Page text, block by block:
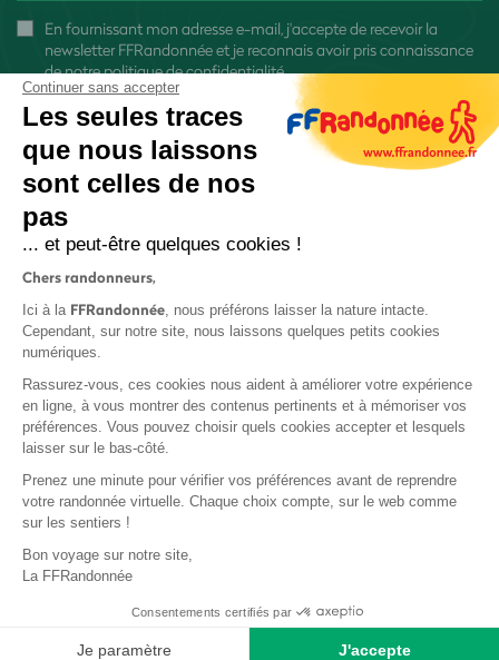
En fournissant mon adresse e-mail, j'accepte de recevoir la
newsletter FFRandonnée et je reconnais avoir pris connaissance
denotre politique de confidentialité
Protection des données
Politique de confidentialité
Base documentaire
Continuer sans accepter
Les seules traces
que nous laissons
sont celles de nos
pas
... et peut-être quelques cookies !
Chers randonneurs,
Ici à la FFRandonnée, nous préférons laisser la nature intacte.
Cependant, sur notre site, nous laissons quelques petits cookies
numériques.
Rassurez-vous, ces cookies nous aident à améliorer votre expérience
en ligne, à vous montrer des contenus pertinents et à mémoriser vos
préférences. Vous pouvez choisir quels cookies accepter et lesquels
laisser sur le bas-côté.
Prenez une minute pour vérifier vos préférences avant de reprendre
votre randonnée virtuelle. Chaque choix compte, sur le web comme
sur les sentiers !
Bon voyage sur notre site,
La FFRandonnée
Consentements certifiés par
Je paramètre J'accepte